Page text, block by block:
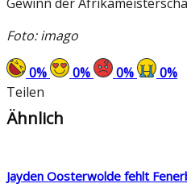
Foto: imago
0% 0% 0% 0%
Teilen
Ähnlich
Jayden Oosterwolde fehlt